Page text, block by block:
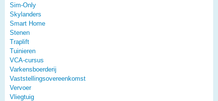
Sim-Only
Skylanders
Smart Home
Stenen
Traplift
Tuinieren
VCA-cursus
Varkensboerderij
Vaststellingsovereenkomst
Vervoer
Vliegtuig